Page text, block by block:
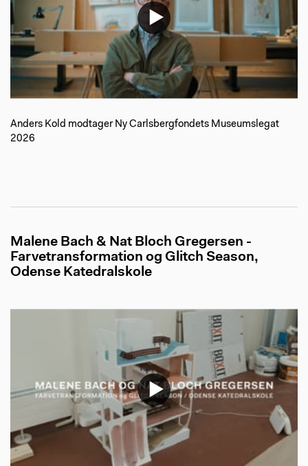
Anders Kold modtager Ny Carlsbergfondets Museumslegat
2026
Malene Bach & Nat Bloch Gregersen -
Farvetransformation og Glitch Season,
Odense Katedralskole